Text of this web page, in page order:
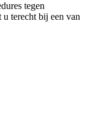
tegen
terecht bij een van